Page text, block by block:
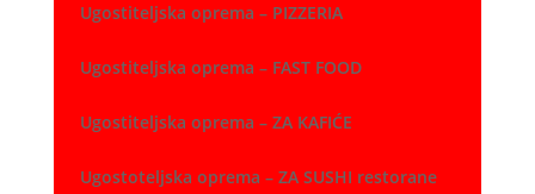
Ugostiteljska oprema – PIZZERIA
Ugostiteljska oprema – FAST FOOD
Ugostiteljska oprema – ZA KAFIĆE
Ugostoteljska oprema – ZA SUSHI restorane